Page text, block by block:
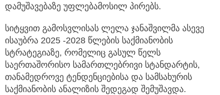
დამუშავებაზე უფლებამოსილ პირებს.
სიტყვით გამოსვლისას ლელა ჯანაშვილმა ასევე
ისაუბრა 2025 -2028 წლების საქმიანობის
სტრატეგიაზე, რომელიც გასულ წელს
საერთაშორისო სამართლებრივი სტანდარტის,
თანამედროვე ტენდენციებისა და სამსახურის
საქმიანობის ანალიზის შედეგად შემუშავდა.